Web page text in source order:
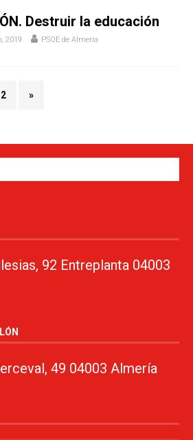
Destruir la educación
2019 PSOE de Almería
»
92 Entreplanta 04003
49 04003 Almería